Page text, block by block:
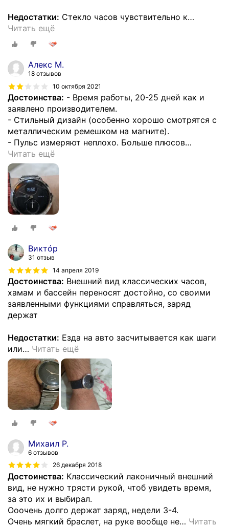
Недостатки: Стекло часов чувствительно к…
Читать ещё
Алекс М.
18 отзывов
10 октября 2021
Достоинства: - Время работы, 20-25 дней как и
заявлено производителем.
- Стильный дизайн (особенно хорошо смотрятся с
металлическим ремешком на магните).
- Пульс измеряют неплохо. Больше плюсов…
Читать ещё
Виктóр
31 отзыв
14 апреля 2019
Достоинства: Внешний вид классических часов,
хамам и бассейн переносят достойно, со своими
заявленными функциями справляться, заряд
держат
Недостатки: Езда на авто засчитывается как шаги
или… Читать ещё
Михаил Р.
6 отзывов
26 декабря 2018
Достоинства: Классический лаконичный внешний
вид, не нужно трясти рукой, чтоб увидеть время,
за это их и выбирал.
Ооочень долго держат заряд, недели 3-4.
Очень мягкий браслет, на руке вообще не… Читать